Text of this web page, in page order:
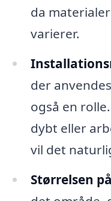
da
varierer.
der
også en
dybt eller
vil det
Størrelsen